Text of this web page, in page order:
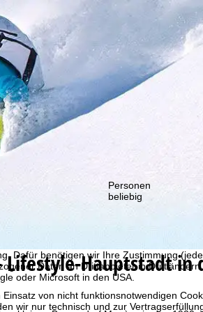
Cookies Nutzungsinformationen, die wir,
werden dabei Nutzungsprofile
Dafür benötigen wir Ihre Zustimmung
Daten an Drittanbieter in
oder Microsoft in den USA.
von nicht funktionsnotwendigen
wir nur technisch und zur
Personen
beliebig
Lifestyle-Hauptstadt in